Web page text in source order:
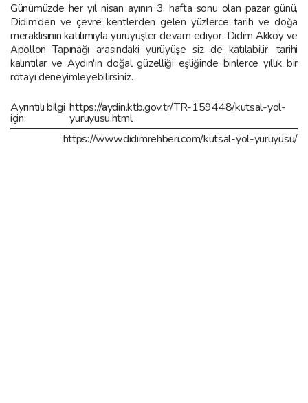
Günümüzde her yıl nisan ayının 3. hafta sonu olan pazar günü,
Didim’den ve çevre kentlerden gelen yüzlerce tarih ve doğa
meraklısının katılımıyla yürüyüşler devam ediyor. Didim Akköy ve
Apollon Tapınağı arasındaki yürüyüşe siz de katılabilir, tarihi
kalıntılar ve Aydın'ın doğal güzelliği eşliğinde binlerce yıllık bir
rotayı deneyimleyebilirsiniz.
Ayrıntılı bilgi
için:
https://aydin.ktb.gov.tr/TR-159448/kutsal-yol-
yuruyusu.html
https://www.didimrehberi.com/kutsal-yol-yuruyusu/